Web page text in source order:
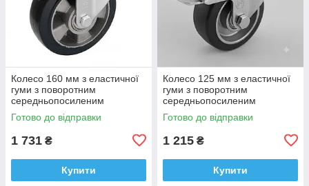
Колесо 160 мм з еластичної
гуми з поворотним
середньопосиленим
кронштейном і гальмом (400
кг)
Готово до відправки
1 731 ₴
Купити
Колесо 125 мм з еластичної
гуми з поворотним
середньопосиленим
кронштейном і гальмом (250
кг)
Готово до відправки
1 215 ₴
Купити